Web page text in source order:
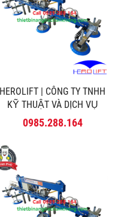
HEROLIFT | CÔNG TY TNHH
KỸ THUẬT VÀ DỊCH VỤ
MINH PHÚ
0985.288.164